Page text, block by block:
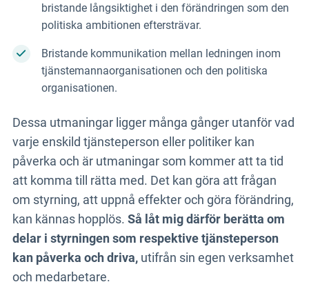
bristande långsiktighet i den förändringen som den
politiska ambitionen eftersträvar.
Bristande kommunikation mellan ledningen inom
tjänstemannaorganisationen och den politiska
organisationen.
Dessa utmaningar ligger många gånger utanför vad
varje enskild tjänsteperson eller politiker kan
påverka och är utmaningar som kommer att ta tid
att komma till rätta med. Det kan göra att frågan
om styrning, att uppnå effekter och göra förändring,
kan kännas hopplös. Så låt mig därför berätta om
delar i styrningen som respektive tjänsteperson
kan påverka och driva, utifrån sin egen verksamhet
och medarbetare.